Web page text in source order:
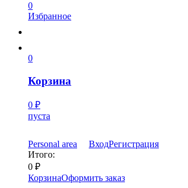
0
Избранное
0
Корзина
0 ₽
пуста
Personal area ВходРегистрация
Итого:
0 ₽
КорзинаОформить заказ